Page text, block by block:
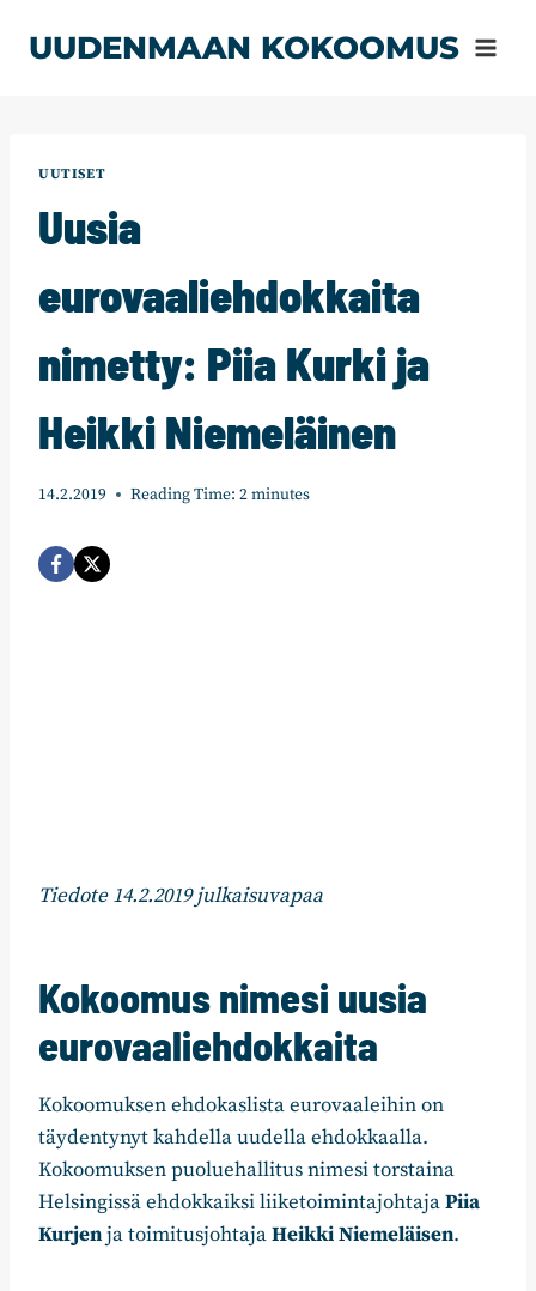
sisältöön
UUDENMAAN KOKOOMUS
UUTISET
Uusia
eurovaaliehdokkaita
nimetty: Piia Kurki ja
Heikki Niemeläinen
14.2.2019 Reading Time: 2minutes
Tiedote 14.2.2019 julkaisuvapaa
Kokoomus nimesi uusia
eurovaaliehdokkaita
Kokoomuksen ehdokaslista eurovaaleihin on
täydentynyt kahdella uudella ehdokkaalla.
Kokoomuksen puoluehallitus nimesi torstaina
Helsingissä ehdokkaiksi liiketoimintajohtajaPiia
Kurjenja toimitusjohtajaHeikki Niemeläisen.